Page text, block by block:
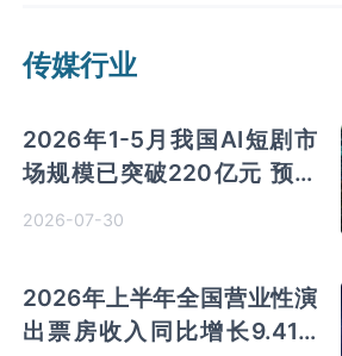
传媒行业
2026年1-5月我国AI短剧市
场规模已突破220亿元 预测
2026-07-30
2026年上半年全国营业性演
出票房收入同比增长9.41%